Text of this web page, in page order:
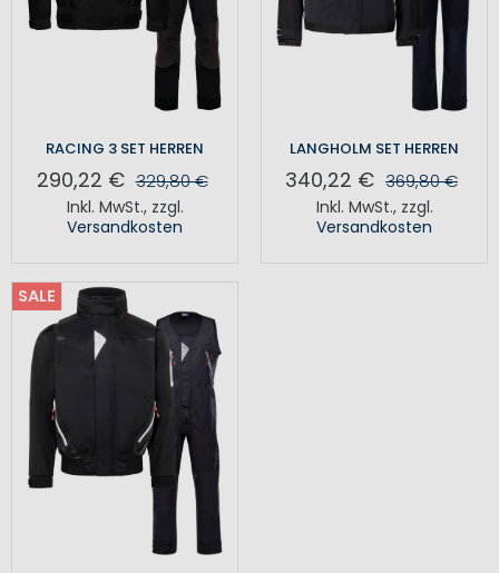
RACING 3 SET HERREN
290,22 € 329,80 €
Inkl. MwSt., zzgl.
Versandkosten
LANGHOLM SET HERREN
340,22 € 369,80 €
Inkl. MwSt., zzgl.
Versandkosten
SALE